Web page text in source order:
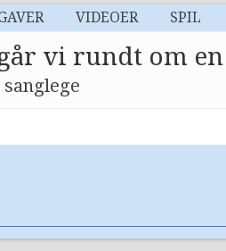
VIDEOER SPIL
vi rundt om